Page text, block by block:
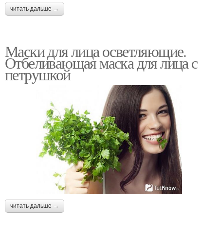
читать дальше →
Маски для лица осветляющие.
Отбеливающая маска для лица с
петрушкой
читать дальше →